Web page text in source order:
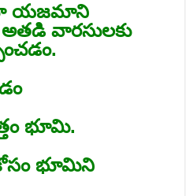
యజమాని
వారసులకు
భూమి.
భూమిని